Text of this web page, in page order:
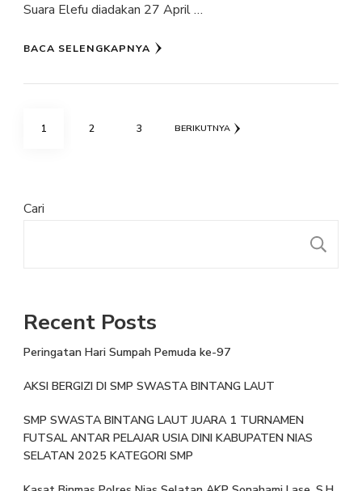
Suara Elefu diadakan 27 April …
BACA SELENGKAPNYA
Paginasi
HALAMAN
1 HALAMAN
2 HALAMAN
3 BERIKUTNYA
Cari
Recent Posts
Peringatan Hari Sumpah Pemuda ke-97
AKSI BERGIZI DI SMP SWASTA BINTANG LAUT
SMP SWASTA BINTANG LAUT JUARA 1 TURNAMEN
FUTSAL ANTAR PELAJAR USIA DINI KABUPATEN NIAS
SELATAN 2025 KATEGORI SMP